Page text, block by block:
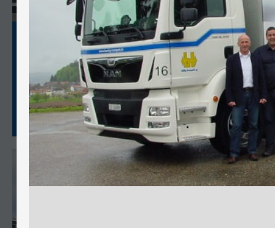
Gratulation CZV Prüfung
Herzliche Gratulation an Florian Jenni zum
erfolgreichen Bestehen der CZV-Prüfung.
Wir wünschen ihm allzeit gute Fahrt, viel
Freude bei seinen Einsätzen und stets ein
sicheres Ankommen.
Unser
erfolgreich
bestanden.
wünschen
unfallfreie